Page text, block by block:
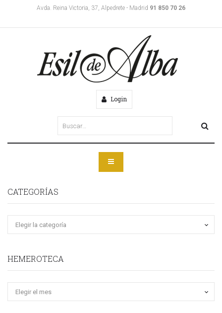
Avda. Reina Victoria, 37, Alpedrete - Madrid 91 850 70 26
Login
CATEGORÍAS
HEMEROTECA